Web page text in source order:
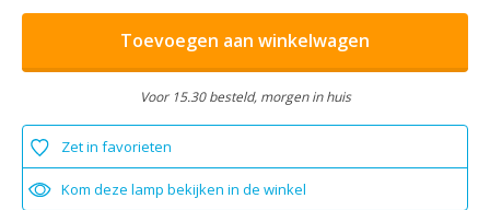
Toevoegen aan winkelwagen
Voor 15.30 besteld, morgen in huis
Zet in favorieten
Kom deze lamp bekijken in de winkel